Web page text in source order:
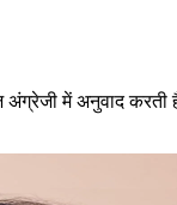
अंग्रेजी में अनुवाद करती